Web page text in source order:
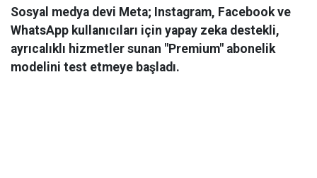
Sosyal medya devi Meta; Instagram, Facebook ve
WhatsApp kullanıcıları için yapay zeka destekli,
ayrıcalıklı hizmetler sunan "Premium" abonelik
modelini test etmeye başladı.